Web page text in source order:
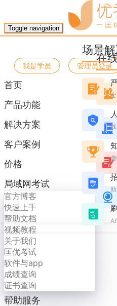
Toggle navigation
我是学员 管理员登录
首页
在
产品功能
场景
解决方案
客户案例
价格
局域网考试
官方博客
快速上手
帮助文档
视频教程
关于我们
匡优考试
软件与app
成绩查询
证书查询
帮助服务
有什么招聘系统，
Ashley 2024年6月13日 星期
线上招聘已成为企业获取人才
了一站式的招聘解决方案，助
一、丰富的功能模块，满足企
匡优在线招聘系统拥有齐全的